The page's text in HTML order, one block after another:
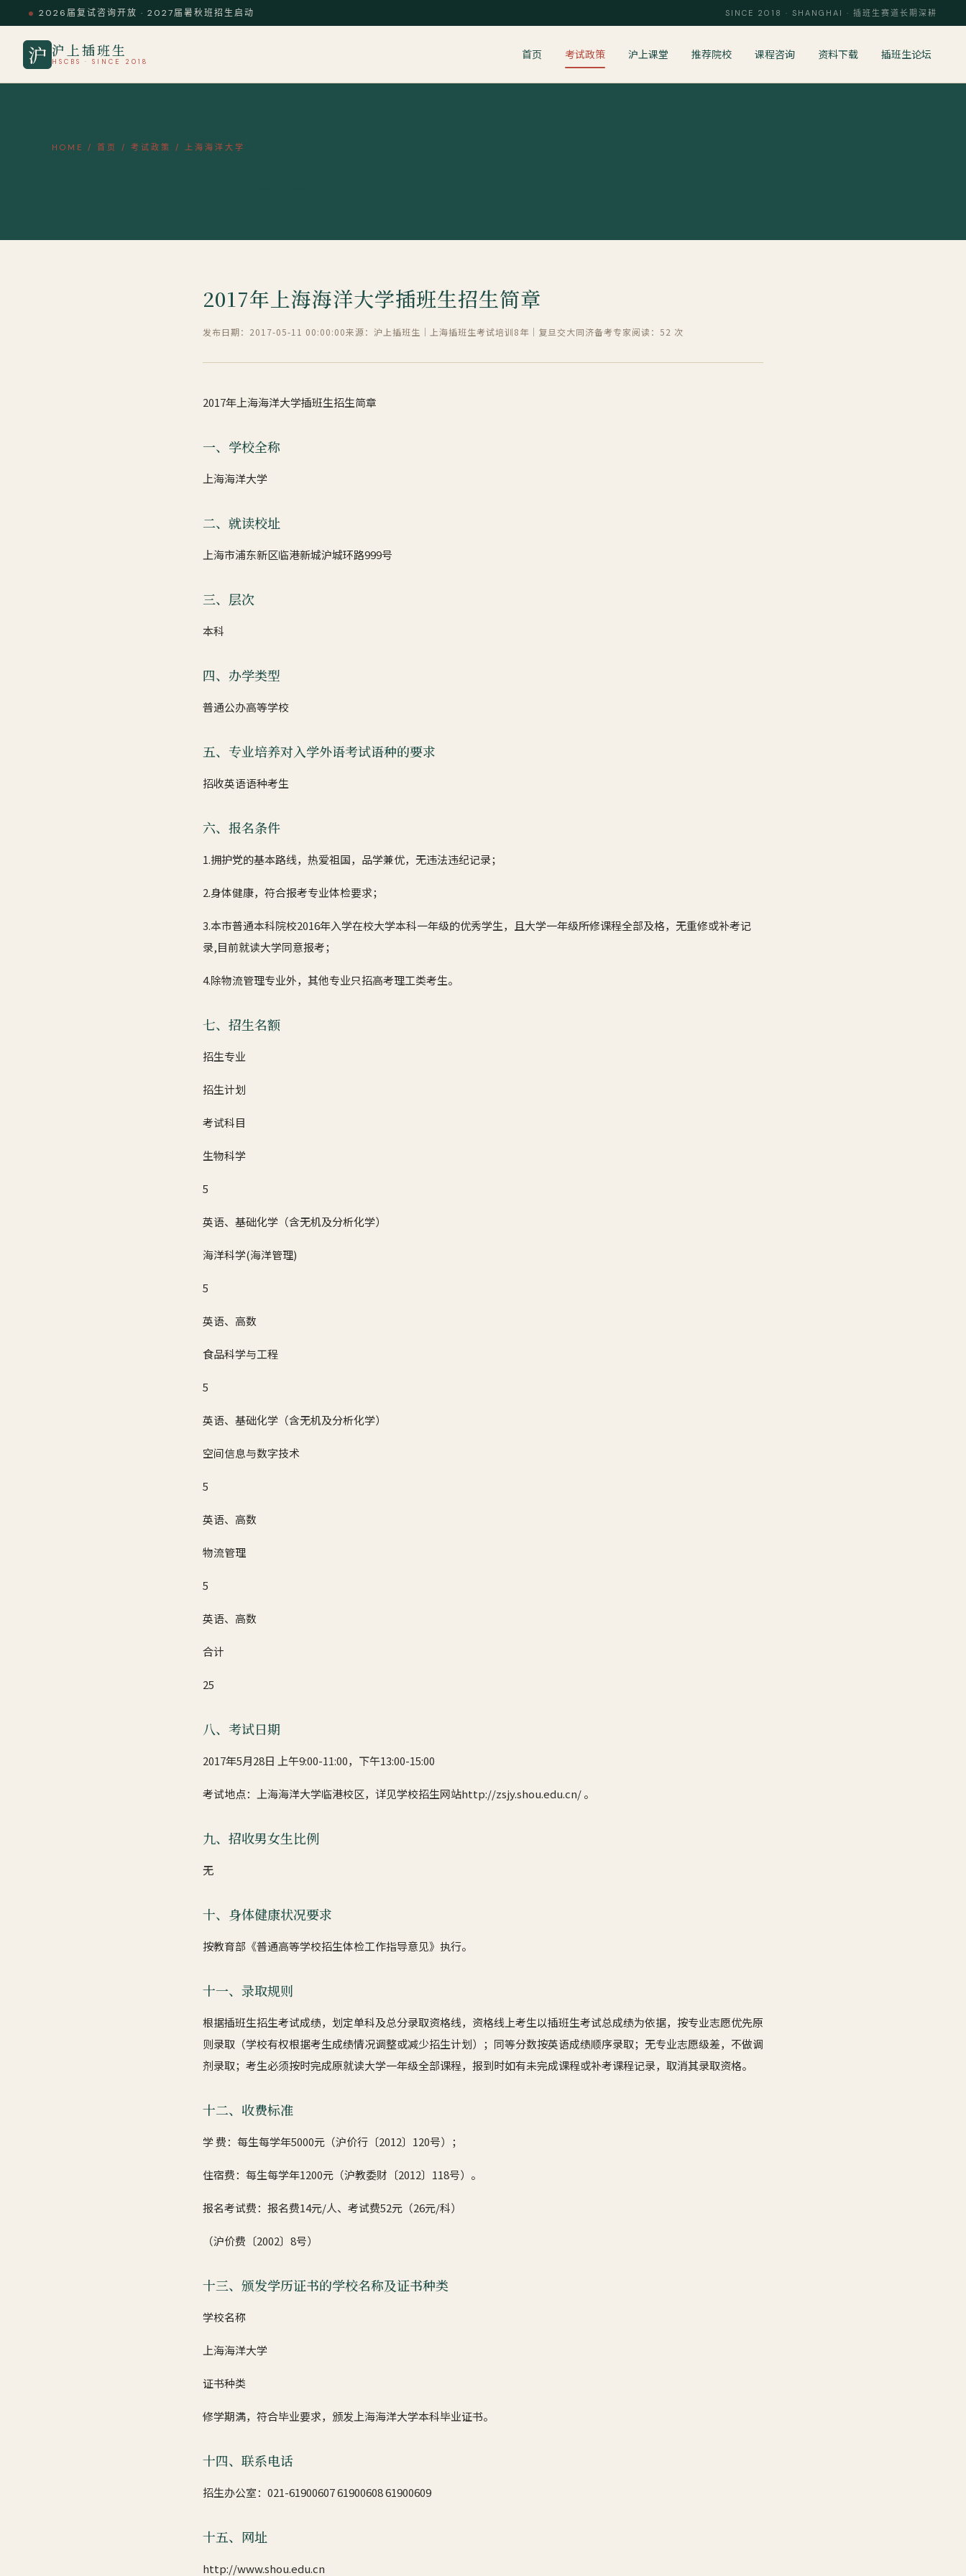
2026届复试咨询开放 · 2027届暑秋班招生启动 SINCE 2018 · SHANGHAI · 插班生赛道长期深耕
沪 沪上插班生
HSCBS · SINCE 2018
首页 考试政策 沪上课堂 推荐院校 课程咨询 资料下载 插班生论坛
HOME / 首页 / 考试政策 / 上海海洋大学
2017年上海海洋大学插班生招生简章
发布日期：2017-05-11 00:00:00来源：沪上插班生｜上海插班生考试培训8年｜复旦交大同济备考专家阅读：52 次
2017年上海海洋大学插班生招生简章
一、学校全称
上海海洋大学
二、就读校址
上海市浦东新区临港新城沪城环路999号
三、层次
本科
四、办学类型
普通公办高等学校
五、专业培养对入学外语考试语种的要求
招收英语语种考生
六、报名条件
1.拥护党的基本路线，热爱祖国，品学兼优，无违法违纪记录；
2.身体健康，符合报考专业体检要求；
3.本市普通本科院校2016年入学在校大学本科一年级的优秀学生，且大学一年级所修课程全部及格，无重修或补考记
录,目前就读大学同意报考；
4.除物流管理专业外，其他专业只招高考理工类考生。
七、招生名额
招生专业
招生计划
考试科目
生物科学
5
英语、基础化学（含无机及分析化学）
海洋科学(海洋管理)
5
英语、高数
食品科学与工程
5
英语、基础化学（含无机及分析化学）
空间信息与数字技术
5
英语、高数
物流管理
5
英语、高数
合计
25
八、考试日期
2017年5月28日 上午9:00-11:00，下午13:00-15:00
考试地点：上海海洋大学临港校区，详见学校招生网站http://zsjy.shou.edu.cn/ 。
九、招收男女生比例
无
十、身体健康状况要求
按教育部《普通高等学校招生体检工作指导意见》执行。
十一、录取规则
根据插班生招生考试成绩，划定单科及总分录取资格线，资格线上考生以插班生考试总成绩为依据，按专业志愿优先原
则录取（学校有权根据考生成绩情况调整或减少招生计划）；同等分数按英语成绩顺序录取；无专业志愿级差，不做调
剂录取；考生必须按时完成原就读大学一年级全部课程，报到时如有未完成课程或补考课程记录，取消其录取资格。
十二、收费标准
学 费：每生每学年5000元（沪价行〔2012〕120号）；
住宿费：每生每学年1200元（沪教委财〔2012〕118号）。
报名考试费：报名费14元/人、考试费52元（26元/科）
（沪价费〔2002〕8号）
十三、颁发学历证书的学校名称及证书种类
学校名称
上海海洋大学
证书种类
修学期满，符合毕业要求，颁发上海海洋大学本科毕业证书。
十四、联系电话
招生办公室：021-61900607 61900608 61900609
十五、网址
http://www.shou.edu.cn